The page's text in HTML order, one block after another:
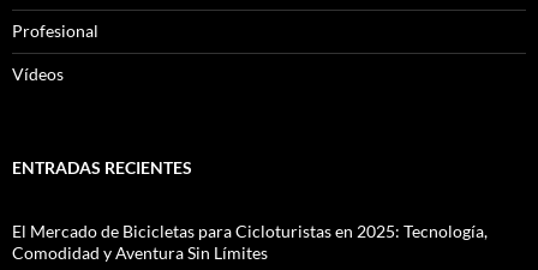
Profesional
Vídeos
ENTRADAS RECIENTES
El Mercado de Bicicletas para Cicloturistas en 2025: Tecnología,
Comodidad y Aventura Sin Límites